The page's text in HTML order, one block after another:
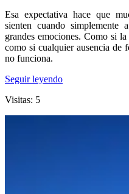
Esa expectativa hace que
sienten cuando simplemente
grandes emociones. Como si
como si cualquier ausencia de
no funciona.
Seguir leyendo
Visitas: 5